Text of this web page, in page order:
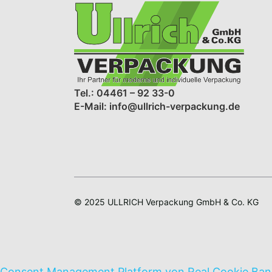
Tel.: 04461 – 92 33-0
E-Mail: info@ullrich-verpackung.de
© 2025 ULLRICH Verpackung GmbH & Co. KG